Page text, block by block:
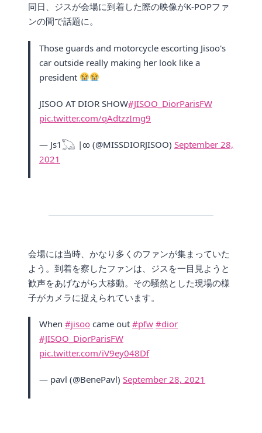
同日、ジスが会場に到着した際の映像がK-POPファ
ンの間で話題に。
Those guards and motorcycle escorting Jisoo's
car outside really making her look like a
president
JISOO AT DIOR SHOW#JISOO_DiorParisFW
pic.twitter.com/qAdtzzImg9
— Js1𓆏 |∞ (@MISSDIORJISOO) September 28,
2021
会場には当時、かなり多くのファンが集まっていた
よう。到着を察したファンは、ジスを一目見ようと
歓声をあげながら大移動。その騒然とした現場の様
子がカメラに捉えられています。
When #jisoo came out #pfw #dior
#JISOO_DiorParisFW
pic.twitter.com/iV9ey048Df
— pavl (@BenePavl) September 28, 2021